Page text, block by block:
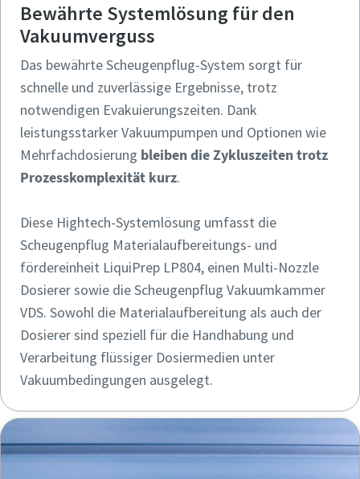
Bewährte Systemlösung für den
Vakuumverguss
Das bewährte Scheugenpflug-System sorgt für
schnelle und zuverlässige Ergebnisse, trotz
notwendigen Evakuierungszeiten. Dank
leistungsstarker Vakuumpumpen und Optionen wie
Mehrfachdosierung bleiben die Zykluszeiten trotz
Prozesskomplexität kurz.
Diese Hightech-Systemlösung umfasst die
Scheugenpflug Materialaufbereitungs- und
fördereinheit LiquiPrep LP804, einen Multi-Nozzle
Dosierer sowie die Scheugenpflug Vakuumkammer
VDS. Sowohl die Materialaufbereitung als auch der
Dosierer sind speziell für die Handhabung und
Verarbeitung flüssiger Dosiermedien unter
Vakuumbedingungen ausgelegt.